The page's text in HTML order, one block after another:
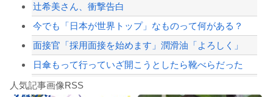
Powered by livedoor 相互RSS
辻希美さん、衝撃告白
今でも「日本が世界トップ」なものって何がある？
面接官「採用面接を始めます」潤滑油「よろしく」
日傘もって行っていざ開こうとしたら靴べらだった
短冊は知っている
人気記事画像RSS